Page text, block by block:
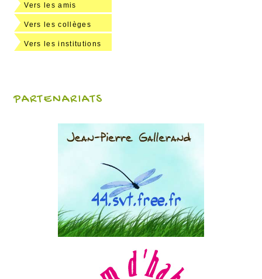
Vers les amis
Vers les collèges
Vers les institutions
PARTENARIATS